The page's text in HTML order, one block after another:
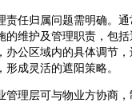
责任归属问题需明确。
的维护及管理职责，包
办公区域内的具体调节
成灵活的遮阳策略。
管理层可与物业方协商